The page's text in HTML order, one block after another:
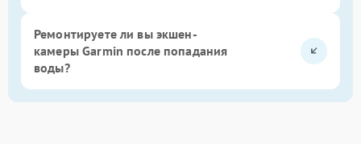
Ремонтируете ли вы экшен-
камеры Garmin после попадания
воды?